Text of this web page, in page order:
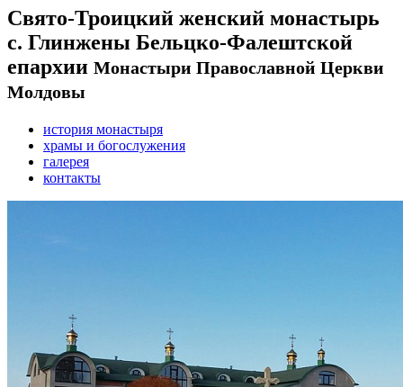
Свято-Троицкий женский монастырь
с. Глинжены Бельцко-Фалештской
епархии Монастыри Православной Церкви
Молдовы
история монастыря
храмы и богослужения
галерея
контакты